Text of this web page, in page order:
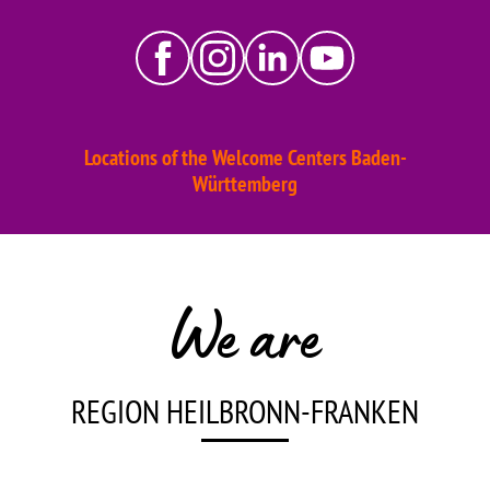
Locations of the Welcome Centers Baden-
Württemberg
We are
REGION HEILBRONN-FRANKEN